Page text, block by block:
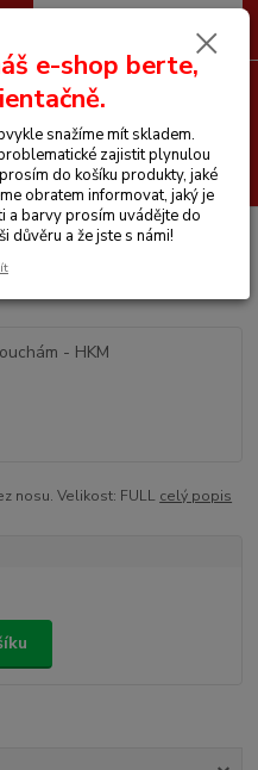
Hledat
0 Kč
- HKM
- HKM
nosu. Velikost: FULL celý popis
e-shop berte,
snažíme mít skladem.
zajistit plynulou
do košíku produkty, jaké
obratem informovat, jaký je
a barvy prosím uvádějte do
důvěru a že jste s námi!